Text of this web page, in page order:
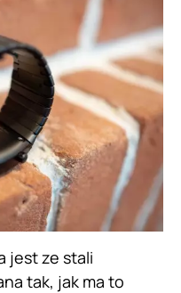
jest ze stali
tak, jak ma to